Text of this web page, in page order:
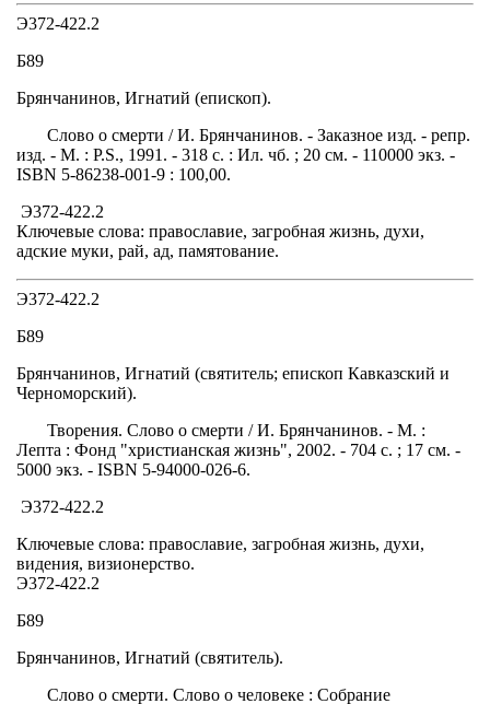
Э372-422.2
Б89
Брянчанинов, Игнатий (епископ).
Слово о смерти / И. Брянчанинов. - Заказное изд. - репр.
изд. - М. : P.S., 1991. - 318 с. : Ил. чб. ; 20 см. - 110000 экз. -
ISBN 5-86238-001-9 : 100,00.
Э372-422.2
Ключевые слова: православие, загробная жизнь, духи,
адские муки, рай, ад, памятование.
Э372-422.2
Б89
Брянчанинов, Игнатий (святитель; епископ Кавказский и
Черноморский).
Творения. Слово о смерти / И. Брянчанинов. - М. :
Лепта : Фонд "христианская жизнь", 2002. - 704 с. ; 17 см. -
5000 экз. - ISBN 5-94000-026-6.
Э372-422.2
Ключевые слова: православие, загробная жизнь, духи,
видения, визионерство.
Э372-422.2
Б89
Брянчанинов, Игнатий (святитель).
Слово о смерти. Слово о человеке : Собрание